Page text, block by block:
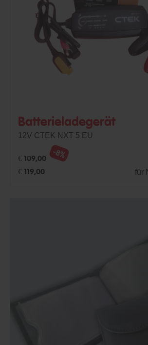
Batterieladegerät
12V CTEK NXT 5 EU
€ 109,00 -8%
€ 119,00 für